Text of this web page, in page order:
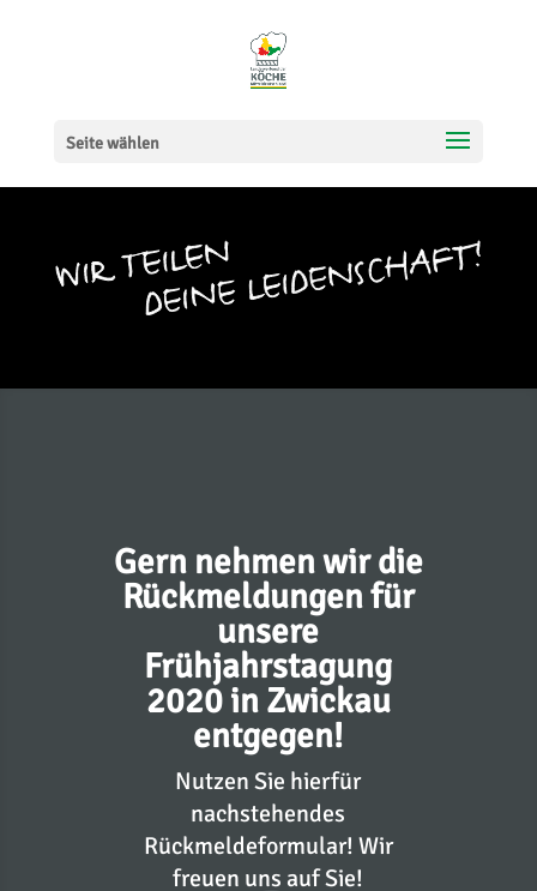
Seite wählen
Gern nehmen wir die
Rückmeldungen für
unsere
Frühjahrstagung
2020 in Zwickau
entgegen!
Nutzen Sie hierfür
nachstehendes
Rückmeldeformular! Wir
freuen uns auf Sie!